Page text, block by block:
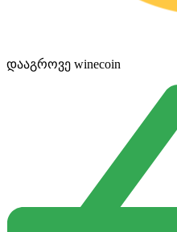
დააგროვე winecoin